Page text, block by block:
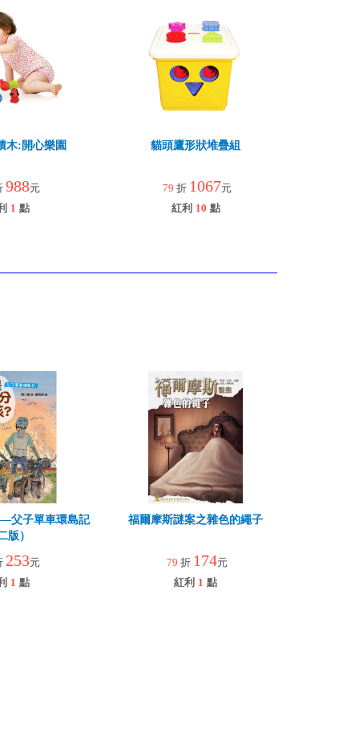
木:開心樂園
988元
1 點
貓頭鷹形狀堆疊組
79 折 1067元
紅利 10 點
父子單車環島記
版）
253元
1 點
福爾摩斯謎案之雜色的繩子
79 折 174元
紅利 1 點